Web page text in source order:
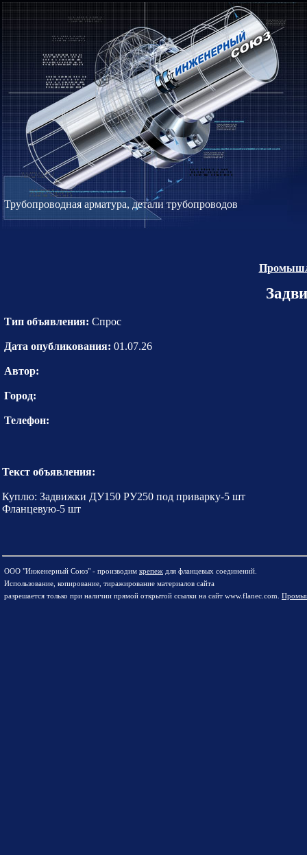
Трубопроводная арматура, детали трубопроводов
Тип объявления: Спрос
Дата опубликования: 01.07.26
Автор:
Город:
Телефон:
Текст объявления:
Куплю: Задвижки ДУ150 РУ250 под приварку-5 шт
Фланцевую-5 шт
ООО "Инженерный Союз" - производим крепеж для фланцевых соединений.
Использование, копирование, тиражирование материалов сайта
разрешается только при наличии прямой открытой ссылки на сайт www.flanec.com.